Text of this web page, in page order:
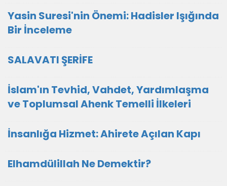
Yasin Suresi'nin Önemi: Hadisler Işığında
Bir İnceleme
SALAVATI ŞERİFE
İslam'ın Tevhid, Vahdet, Yardımlaşma
ve Toplumsal Ahenk Temelli İlkeleri
İnsanlığa Hizmet: Ahirete Açılan Kapı
Elhamdülillah Ne Demektir?